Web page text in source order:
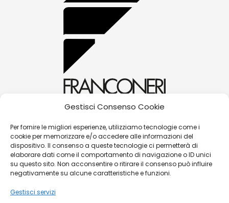
Gestisci Consenso Cookie
Per fornire le migliori esperienze, utilizziamo tecnologie come i
cookie per memorizzare e/o accedere alle informazioni del
dispositivo. Il consenso a queste tecnologie ci permetterà di
elaborare dati come il comportamento di navigazione o ID unici
su questo sito. Non acconsentire o ritirare il consenso può influire
negativamente su alcune caratteristiche e funzioni.
Gestisci servizi
(+39) 0572 70087
Corso Matteotti, 31 - 51016 - Montecatini Terme
(PT)